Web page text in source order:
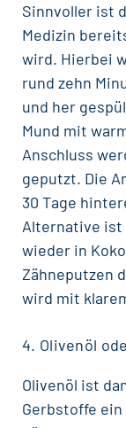
Sinnvoller ist
Medizin
wird. Hierbei
rund zehn
und her
Mund mit
Anschluss
geputzt. Die
30 Tage
Alternative ist
wieder in
Zähneputzen
wird mit
4. Olivenöl
Olivenöl ist
Gerbstoffe